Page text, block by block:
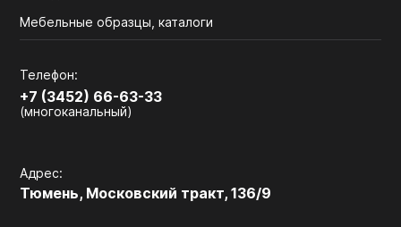
Мебельные образцы, каталоги
Телефон:
+7 (3452) 66-63-33
(многоканальный)
Адрес:
Тюмень, Московский тракт, 136/9